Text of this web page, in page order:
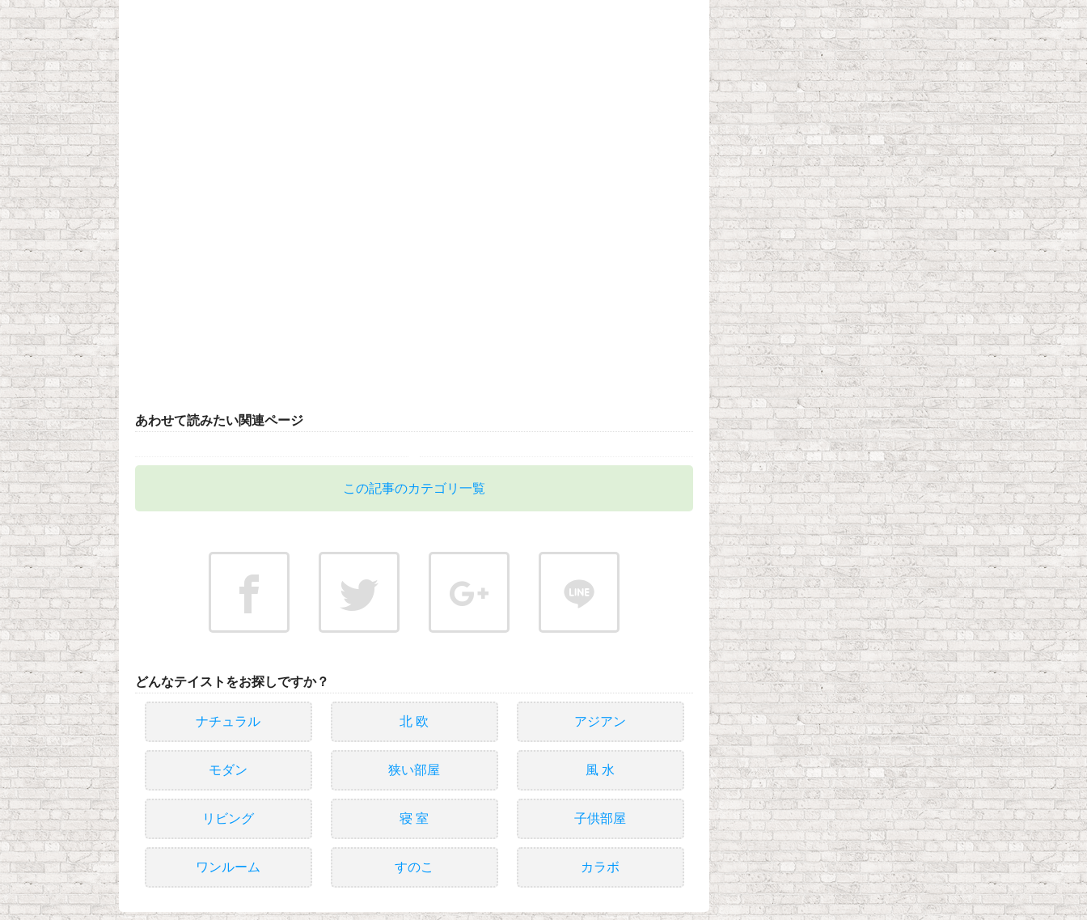
あわせて読みたい関連ページ
この記事のカテゴリ一覧
どんなテイストをお探しですか？
ナチュラル 北 欧 アジアン
モダン 狭い部屋 風 水
リビング 寝 室 子供部屋
ワンルーム すのこ カラボ